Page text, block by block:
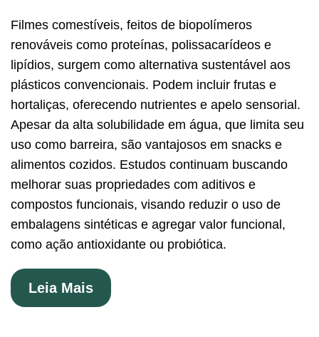
Filmes comestíveis, feitos de biopolímeros
renováveis como proteínas, polissacarídeos e
lipídios, surgem como alternativa sustentável aos
plásticos convencionais. Podem incluir frutas e
hortaliças, oferecendo nutrientes e apelo sensorial.
Apesar da alta solubilidade em água, que limita seu
uso como barreira, são vantajosos em snacks e
alimentos cozidos. Estudos continuam buscando
melhorar suas propriedades com aditivos e
compostos funcionais, visando reduzir o uso de
embalagens sintéticas e agregar valor funcional,
como ação antioxidante ou probiótica.
Leia Mais